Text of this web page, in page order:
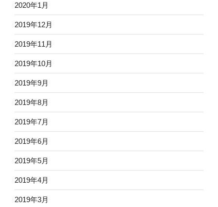
2020年1月
2019年12月
2019年11月
2019年10月
2019年9月
2019年8月
2019年7月
2019年6月
2019年5月
2019年4月
2019年3月